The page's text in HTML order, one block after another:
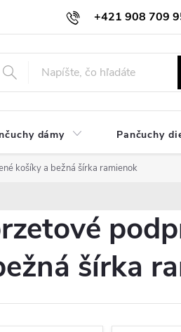
+421 908 709
dámy Pančuchy
košíky a bežná šírka ramienok
šírka